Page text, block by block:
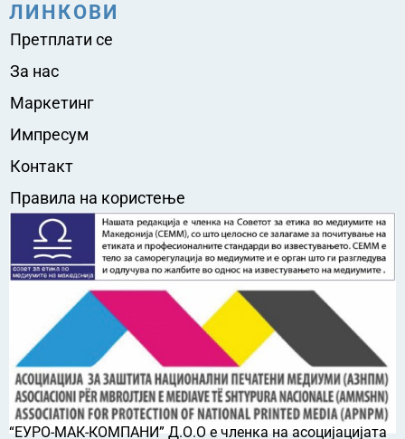
ЛИНКОВИ
Претплати се
За нас
Маркетинг
Импресум
Контакт
Правила на користење
“ЕУРО-МАК-КОМПАНИ” Д.О.О е членка на асоцијацијата